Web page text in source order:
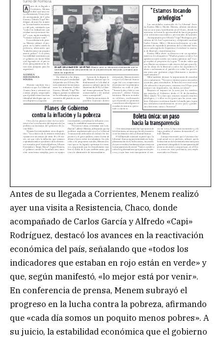
Antes de su llegada a Corrientes, Menem realizó
ayer una visita a Resistencia, Chaco, donde
acompañado de Carlos García y Alfredo «Capi»
Rodríguez, destacó los avances en la reactivación
económica del país, señalando que «todos los
indicadores que estaban en rojo están en verde» y
que, según manifestó, «lo mejor está por venir».
En conferencia de prensa, Menem subrayó el
progreso en la lucha contra la pobreza, afirmando
que «cada día somos un poquito menos pobres». A
su juicio, la estabilidad económica que el gobierno